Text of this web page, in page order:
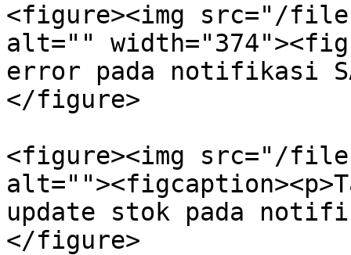
<figure><img src="/files/
alt=""
error pada notifikasi
</figure>
<figure><img src="/
update stok pada
</figure>